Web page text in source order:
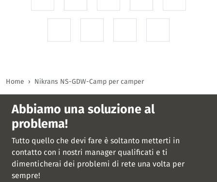
Home Nikrans NS-GDW-Camp per camper
Abbiamo una soluzione al
problema!
Tutto quello che devi fare è soltanto metterti in
contatto con i nostri manager qualificati e ti
dimenticherai dei problemi di rete una volta per
sempre!